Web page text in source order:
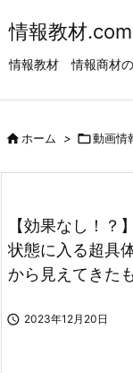
情報教材.com
情報教材 情報商材
ホーム > 動画情
【効果なし！？
状態に入る超
から見えてきた
 2023年12月20日